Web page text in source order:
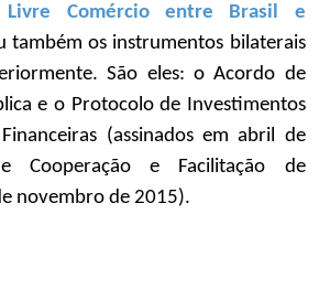
Comércio entre Brasil e
também os instrumentos bilaterais
São eles: o Acordo de
e o Protocolo de Investimentos
(assinados em abril de
e Facilitação de
novembro de 2015).